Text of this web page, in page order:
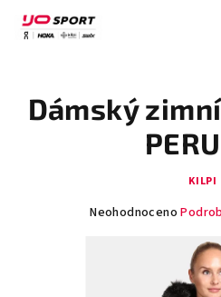
obsah
Dámský
KILPI
Průměrné
Neohodnoceno